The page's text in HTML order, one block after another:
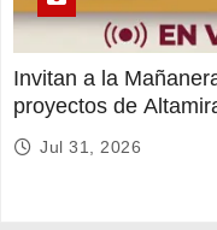
Invitan a la
proyectos de
Jul 31, 2026